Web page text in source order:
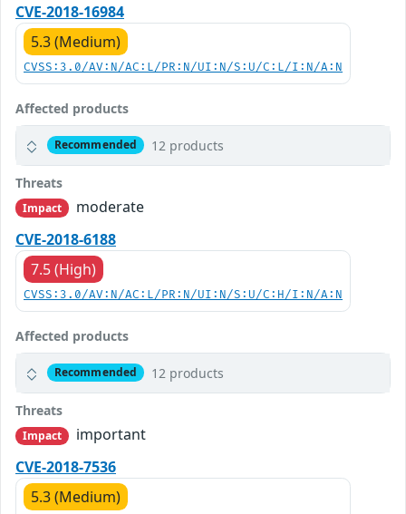
CVE-2018-16984
5.3 (Medium)
CVSS:3.0/AV:N/AC:L/PR:N/UI:N/S:U/C:L/I:N/A:N
Affected products
Recommended 12 products
Threats
Impact
moderate
CVE-2018-6188
7.5 (High)
CVSS:3.0/AV:N/AC:L/PR:N/UI:N/S:U/C:H/I:N/A:N
Affected products
Recommended 12 products
Threats
Impact
important
CVE-2018-7536
5.3 (Medium)